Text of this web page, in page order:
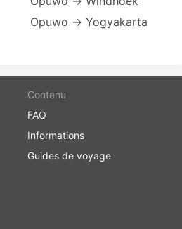
Opuwo → Yogyakarta
Contenu
FAQ
Informations
Guides de voyage